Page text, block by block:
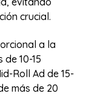
crucial.
a la
10-15
Roll Ad de 15-
más de 20